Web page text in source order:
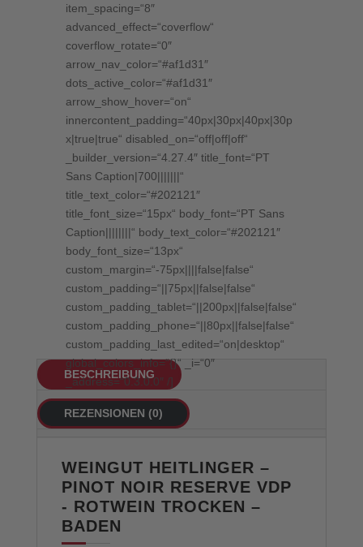
Baden
Menge
item_spacing=“8″
advanced_effect=“coverflow“
coverflow_rotate=“0″
arrow_nav_color=“#af1d31″
dots_active_color=“#af1d31″
arrow_show_hover=“on“
innercontent_padding=“40px|30px|40px|30p
x|true|true“ disabled_on=“off|off|off“
_builder_version=“4.27.4″ title_font=“PT
Sans Caption|700|||||||“
title_text_color=“#202121″
title_font_size=“15px“ body_font=“PT Sans
Caption||||||||“ body_text_color=“#202121″
body_font_size=“13px“
custom_margin=“-75px||||false|false“
custom_padding=“||75px||false|false“
custom_padding_tablet=“||200px||false|false“
custom_padding_phone=“||80px||false|false“
custom_padding_last_edited=“on|desktop“
global_colors_info=“{}“ _i=“0″
_address=“0.3.0.0″ /]
BESCHREIBUNG
REZENSIONEN (0)
WEINGUT HEITLINGER –
PINOT NOIR RESERVE VDP
- ROTWEIN TROCKEN –
BADEN